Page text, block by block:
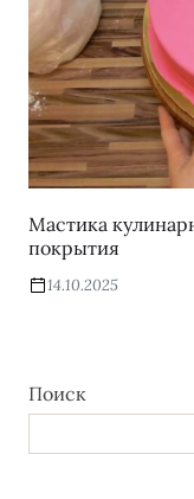
Мастика
покрытия
14.10.2025
Поиск